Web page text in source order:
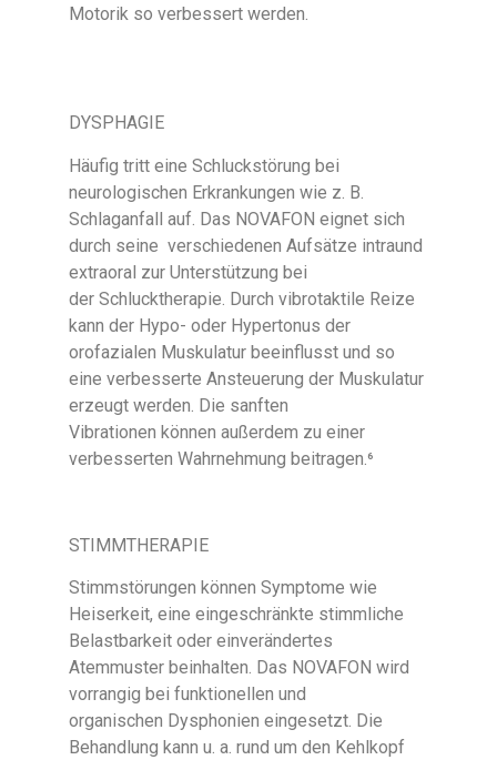
Motorik so verbessert werden.
DYSPHAGIE
Häufig tritt eine Schluckstörung bei
neurologischen Erkrankungen wie z. B.
Schlaganfall auf. Das NOVAFON eignet sich
durch seine verschiedenen Aufsätze intraund
extraoral zur Unterstützung bei
der Schlucktherapie. Durch vibrotaktile Reize
kann der Hypo- oder Hypertonus der
orofazialen Muskulatur beeinflusst und so
eine verbesserte Ansteuerung der Muskulatur
erzeugt werden. Die sanften
Vibrationen können außerdem zu einer
verbesserten Wahrnehmung beitragen.⁶
STIMMTHERAPIE
Stimmstörungen können Symptome wie
Heiserkeit, eine eingeschränkte stimmliche
Belastbarkeit oder einverändertes
Atemmuster beinhalten. Das NOVAFON wird
vorrangig bei funktionellen und
organischen Dysphonien eingesetzt. Die
Behandlung kann u. a. rund um den Kehlkopf